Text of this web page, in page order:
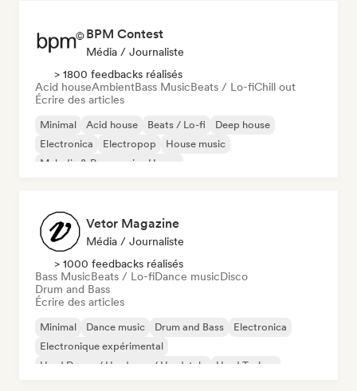
BPM Contest
Média / Journaliste
> 1800 feedbacks réalisés
Acid houseAmbientBass MusicBeats / Lo-fiChill out
Écrire des articles
Minimal Acid house Beats / Lo-fi
Deep house
Electronica
Electropop
House music
Melodic & Progressive House
Vetor Magazine
Média / Journaliste
> 1000 feedbacks réalisés
Bass MusicBeats / Lo-fiDance musicDisco
Drum and Bass
Écrire des articles
Minimal Dance music Drum and Bass
Electronica
Electronique expérimental
Hard Dance / Hardcore / Hardstyle
Hard Techno